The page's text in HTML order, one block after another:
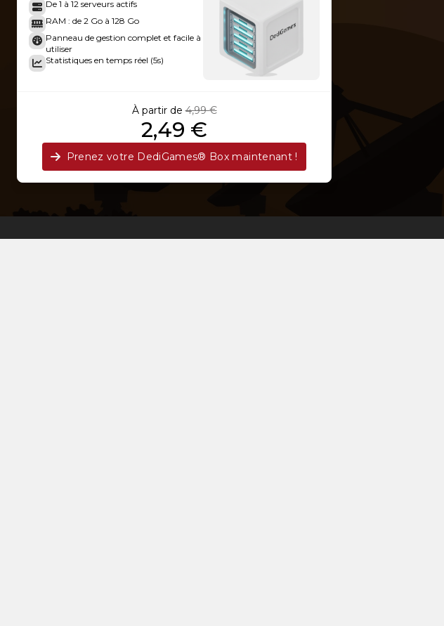
24/10/2025 05:49:37
De 1 à 12 serveurs actifs
RAM : de 2 Go à 128 Go
Panneau de gestion complet et facile à
utiliser
Statistiques en temps réel (5s)
À partir de 4,99 €
2,49 €
Prenez votre DediGames® Box maintenant !